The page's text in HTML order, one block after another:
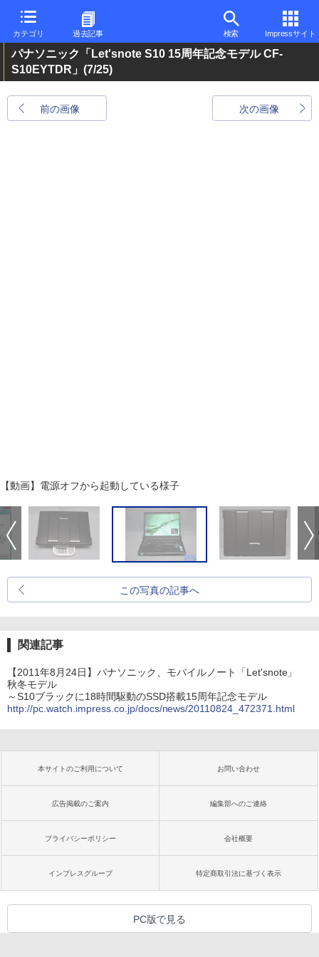
カテゴリ 過去記事 検索 Impressサイト
パナソニック「Let'snote S10 15周年記念モデル CF-
S10EYTDR」 (7/25)
前の画像 次の画像
【動画】電源オフから起動している様子
この写真の記事へ
関連記事
【2011年8月24日】パナソニック、モバイルノート「Let'snote」
秋冬モデル
～S10ブラックに18時間駆動のSSD搭載15周年記念モデル
http://pc.watch.impress.co.jp/docs/news/20110824_472371.html
本サイトのご利用について お問い合わせ
広告掲載のご案内 編集部へのご連絡
プライバシーポリシー 会社概要
インプレスグループ 特定商取引法に基づく表示
PC版で見る